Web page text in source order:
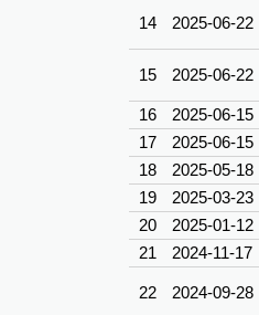
14 2025-06-22
15 2025-06-22
16 2025-06-15
17
2025-06-15
18
2025-05-18
19
2025-03-23
20
2025-01-12
21
2024-11-17
22 2024-09-28